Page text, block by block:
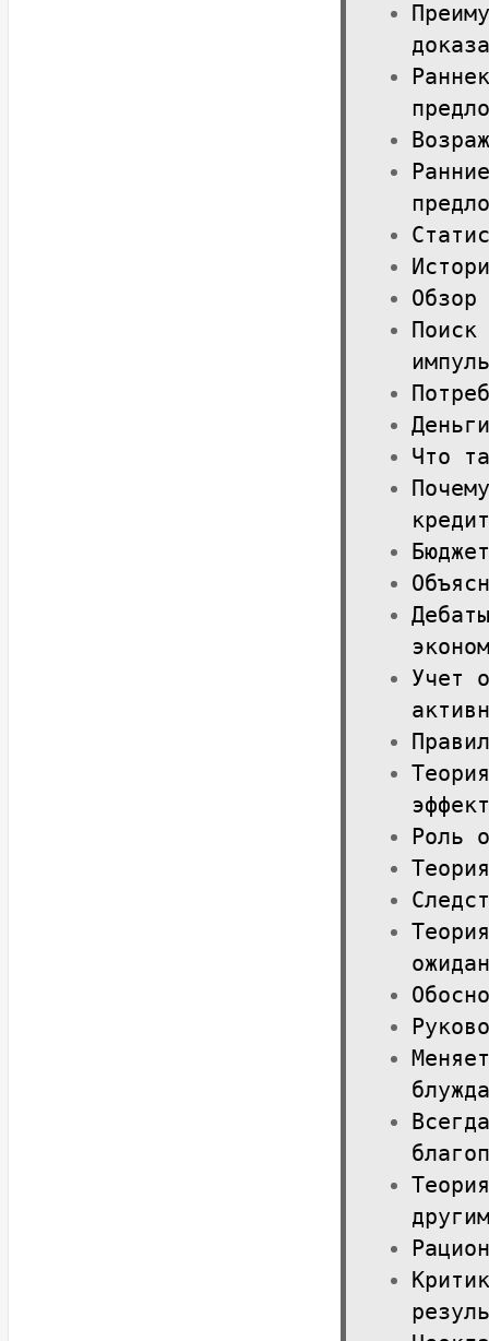
Обзор
Поиск
Что
Учет
Роль